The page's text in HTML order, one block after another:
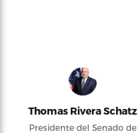
Thomas Rivera Schatz
Presidente del Senado de